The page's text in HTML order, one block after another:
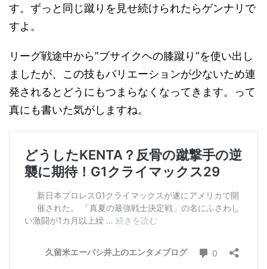
す。ずっと同じ蹴りを見せ続けられたらゲンナリで
すよ。
リーグ戦途中から”ブサイクヘの膝蹴り”を使い出し
ましたが、この技もバリエーションが少ないため連
発されるとどうにもつまらなくなってきます。って
真にも書いた気がしますね。